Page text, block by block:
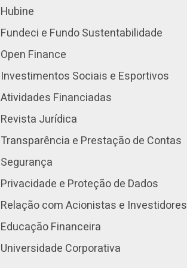
Hubine
Fundeci e Fundo Sustentabilidade
Open Finance
Investimentos Sociais e Esportivos
Atividades Financiadas
Revista Jurídica
Transparência e Prestação de Contas
Segurança
Privacidade e Proteção de Dados
Relação com Acionistas e Investidores
Educação Financeira
Universidade Corporativa